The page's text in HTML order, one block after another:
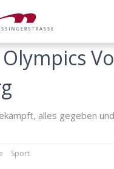
alles gegeben
Sport